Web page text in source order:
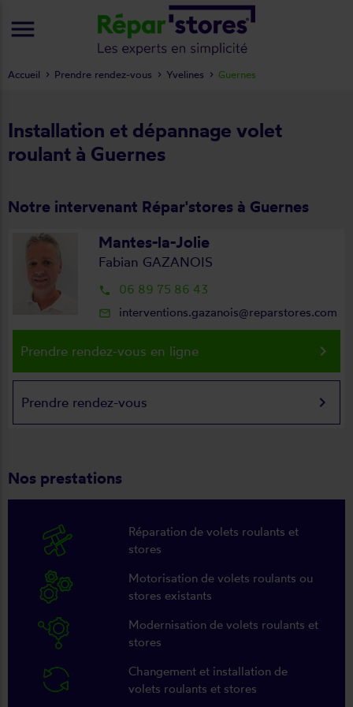
Installation et dépannage volet
roulant à Guernes
Notre intervenant Répar'stores à Guernes
Mantes-la-Jolie
Fabian GAZANOIS
local_phone 06 89 75 86 43
mail_outline interventions.gazanois@reparstores.com
Prendre rendez-vous en ligne keyboard_arrow_right
Prendre rendez-vous keyboard_arrow_right
Nos prestations
Réparation de volets roulants et
stores
Motorisation de volets roulants ou
stores existants
Modernisation de volets roulants et
stores
Changement et installation de
volets roulants et stores
Accueil Prendre rendez-vous Yvelines Guernes
menu